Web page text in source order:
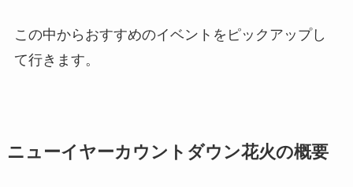
この中からおすすめのイベントをピックアップし
て行きます。
ニューイヤーカウントダウン花火の概要